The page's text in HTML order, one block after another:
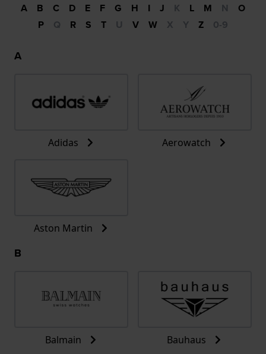
A B C D E F G H I J K L M N
O
P
Q R S T U V W X Y Z 0-9
A
Adidas Aerowatch
Aston Martin
B
Balmain Bauhaus